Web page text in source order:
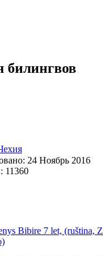
билингвов
24 Ноябрь 2016
11360
Bibire 7 let, (ruština,